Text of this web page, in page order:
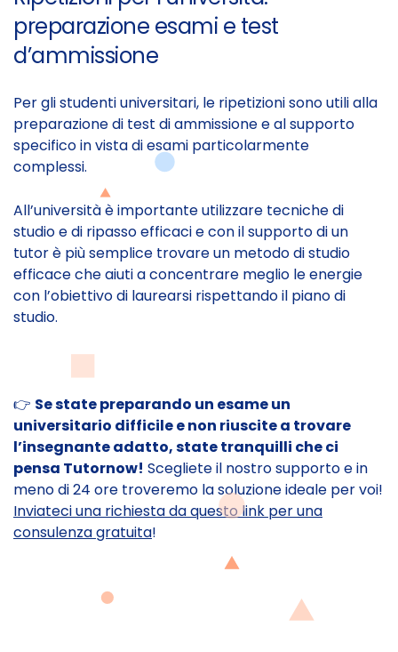
preparazione esami e test
d’ammissione
Per gli studenti universitari, le ripetizioni sono utili alla
preparazione di test di ammissione e al supporto
specifico in vista di esami particolarmente
complessi.
All’università è importante utilizzare tecniche di
studio e di ripasso efficaci e con il supporto di un
tutor è più semplice trovare un metodo di studio
efficace che aiuti a concentrare meglio le energie
con l’obiettivo di laurearsi rispettando il piano di
studio.
👉 Se state preparando un esame un
universitario difficile e non riuscite a trovare
l’insegnante adatto, state tranquilli che ci
pensa Tutornow! Scegliete il nostro supporto e in
meno di 24 ore troveremo la soluzione ideale per voi!
Inviateci una richiesta da questo link per una
consulenza gratuita!